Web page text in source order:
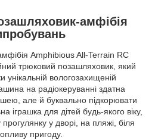
амфібія
Amphibious All-Terrain RC
трюковий позашляховик, який
вологозахищеній
на радіокеруванні здатна
але й буквально підкорювати
іграшка для дітей будь-якого віку,
у дворі, на пляжі, біля
пригоду.